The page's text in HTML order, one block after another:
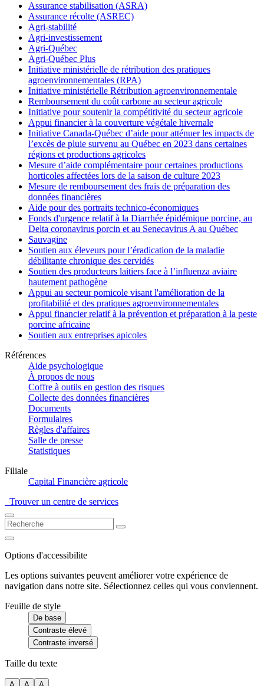
Assurance stabilisation (ASRA)
Assurance récolte (ASREC)
Agri-stabilité
Agri-investissement
Agri-Québec
Agri-Québec Plus
Initiative ministérielle de rétribution des pratiques
agroenvironnementales (RPA)
Initiative ministérielle Rétribution agroenvironnementale
Remboursement du coût carbone au secteur agricole
Initiative pour soutenir la compétitivité du secteur agricole
Appui financier à la couverture végétale hivernale
Initiative Canada-Québec d’aide pour atténuer les impacts de
l’excès de pluie survenu au Québec en 2023 dans certaines
régions et productions agricoles
Mesure d’aide complémentaire pour certaines productions
horticoles affectées lors de la saison de culture 2023
Mesure de remboursement des frais de préparation des
données financières
Aide pour des portraits technico-économiques
Fonds d'urgence relatif à la Diarrhée épidémique porcine, au
Delta coronavirus porcin et au Senecavirus A au Québec
Sauvagine
Soutien aux éleveurs pour l’éradication de la maladie
débilitante chronique des cervidés
Soutien des producteurs laitiers face à l’influenza aviaire
hautement pathogène
Appui au secteur pomicole visant l'amélioration de la
profitabilité et des pratiques agroenvironnementales
Appui financier relatif à la prévention et préparation à la peste
porcine africaine
Soutien aux entreprises apicoles
Références
Aide psychologique
À propos de nous
Coffre à outils en gestion des risques
Collecte des données financières
Documents
Formulaires
Règles d'affaires
Salle de presse
Statistiques
Filiale
Capital Financière agricole
Trouver un centre de services
Options d'accessibilite
Les options suivantes peuvent améliorer votre expérience de
navigation dans notre site. Sélectionnez celles qui vous conviennent.
Feuille de style
De base
Contraste élevé
Contraste inversé
Taille du texte